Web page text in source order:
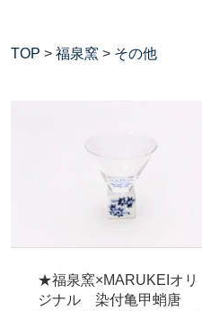
TOP > 福泉窯 > その他
★福泉窯×MARUKEIオリ
ジナル 染付亀甲蛸唐